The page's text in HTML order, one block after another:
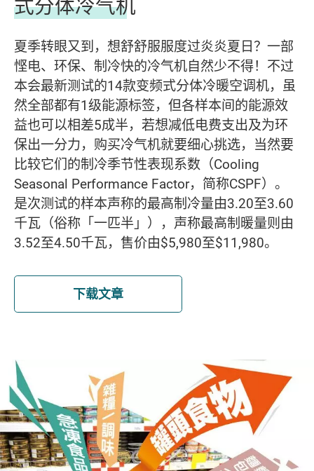
式分体冷气机
夏季转眼又到，想舒舒服服度过炎炎夏日？一部
悭电、环保、制冷快的冷气机自然少不得！不过
本会最新测试的14款变频式分体冷暖空调机，虽
然全部都有1级能源标签，但各样本间的能源效
益也可以相差5成半，若想减低电费支出及为环
保出一分力，购买冷气机就要细心挑选，当然要
比较它们的制冷季节性表现系数（Cooling
Seasonal Performance Factor，简称CSPF）。
是次测试的样本声称的最高制冷量由3.20至3.60
千瓦（俗称「一匹半」），声称最高制暖量则由
3.52至4.50千瓦，售价由$5,980至$11,980。
下载文章